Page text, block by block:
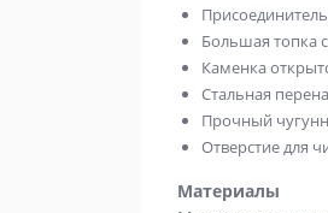
Большая топка
Каменка
Стальная
Прочный
Отверстие для
Материалы